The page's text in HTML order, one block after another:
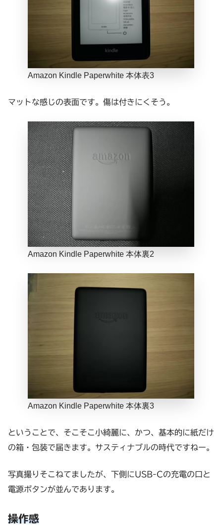
Amazon Kindle Paperwhite 本体表3
マットな感じの表面です。傷は付きにくそう。
Amazon Kindle Paperwhite 本体裏2
Amazon Kindle Paperwhite 本体裏3
ということで、そこそこ小綺麗に、かつ、基本的に紙だけ
の箱・包装で届きます。サスティナブルの時代ですねー。
写真撮りそこねてましたが、下側にUSB-Cの充電の口と
電源ボタンが並んであります。
操作感